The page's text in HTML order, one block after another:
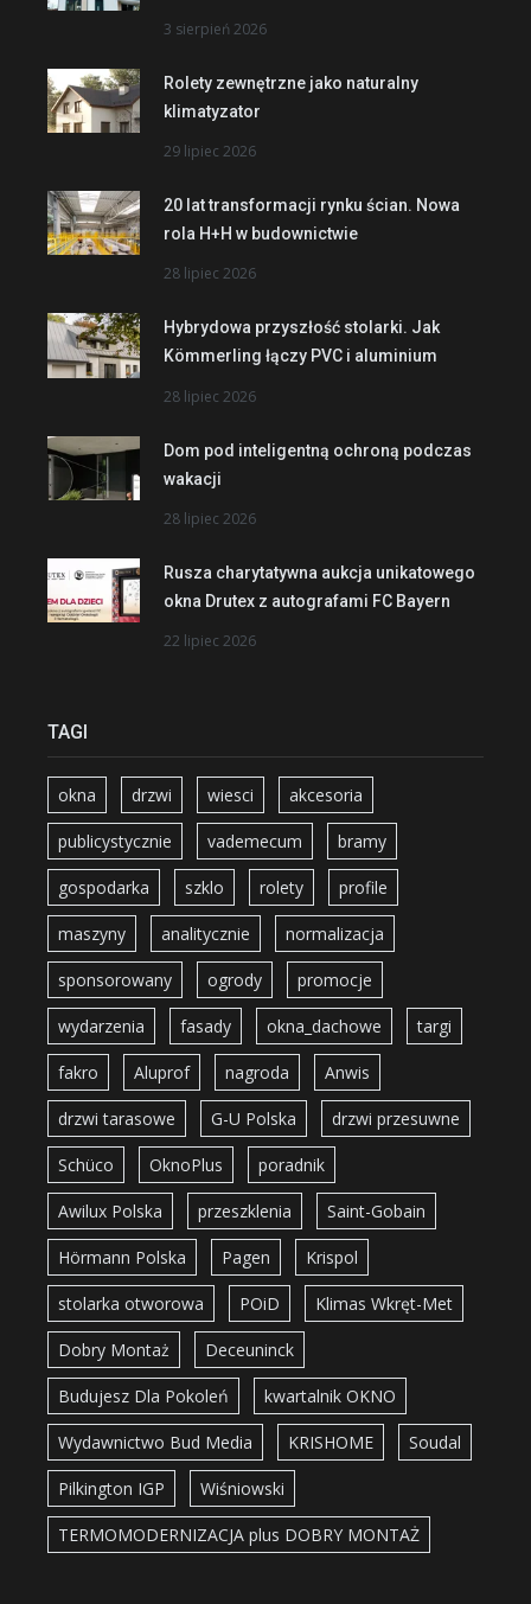
3 sierpień 2026
Rolety zewnętrzne jako naturalny
klimatyzator
29 lipiec 2026
20 lat transformacji rynku ścian. Nowa
rola H+H w budownictwie
28 lipiec 2026
Hybrydowa przyszłość stolarki. Jak
Kömmerling łączy PVC i aluminium
28 lipiec 2026
Dom pod inteligentną ochroną podczas
wakacji
28 lipiec 2026
Rusza charytatywna aukcja unikatowego
okna Drutex z autografami FC Bayern
22 lipiec 2026
TAGI
okna drzwi wiesci akcesoria
publicystycznie vademecum bramy
gospodarka szklo rolety profile
maszyny analitycznie normalizacja
sponsorowany ogrody promocje
wydarzenia fasady okna_dachowe targi
fakro Aluprof nagroda Anwis
drzwi tarasowe G-U Polska drzwi przesuwne
Schüco OknoPlus poradnik
Awilux Polska przeszklenia Saint-Gobain
Hörmann Polska Pagen Krispol
stolarka otworowa POiD Klimas Wkręt-Met
Dobry Montaż Deceuninck
Budujesz Dla Pokoleń kwartalnik OKNO
Wydawnictwo Bud Media KRISHOME Soudal
Pilkington IGP Wiśniowski
TERMOMODERNIZACJA plus DOBRY MONTAŻ